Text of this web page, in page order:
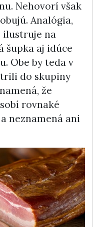
Nehovorí však
Analógia,
ilustruje na
šupka aj idúce
Obe by teda v
do skupiny
že
rovnaké
neznamená ani